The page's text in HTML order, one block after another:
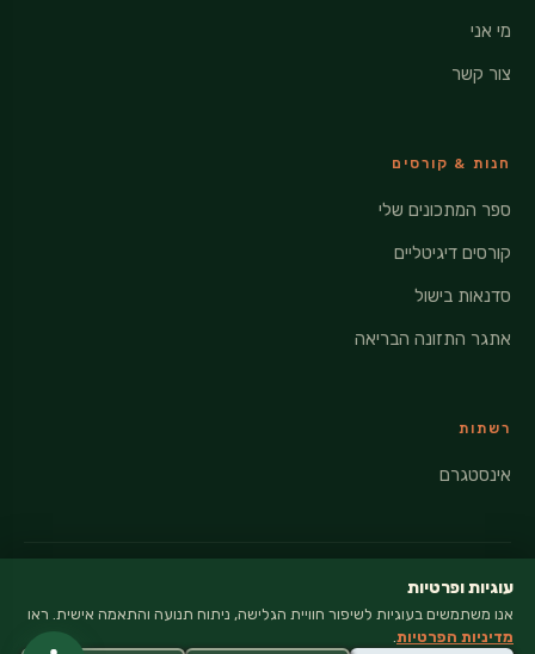
מי אני
צור קשר
חנות & קורסים
ספר המתכונים שלי
קורסים דיגיטליים
סדנאות בישול
אתגר התזונה הבריאה
רשתות
אינסטגרם
© 2026 VEGANATI · כל הזכויות שמורות
עוגיות ופרטיות
אנו משתמשים בעוגיות לשיפור חוויית הגלישה, ניתוח תנועה והתאמה אישית. ראו
מדיניות הפרטיות.